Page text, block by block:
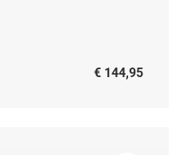
€ 144,95